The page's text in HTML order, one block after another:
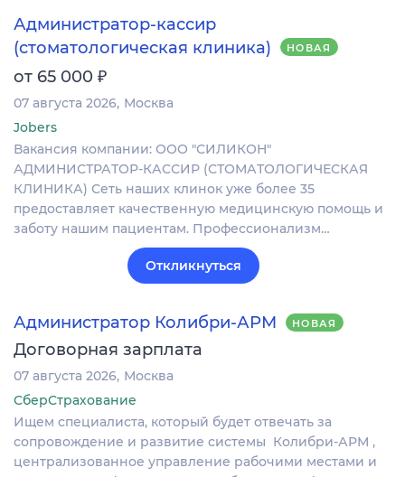
Администратор-кассир
(стоматологическая клиника)
НОВАЯ
от 65 000 ₽
07 августа 2026 Москва
Jobers
Вакансия компании: ООО "СИЛИКОН"
АДМИНИСТРАТОР-КАССИР (СТОМАТОЛОГИЧЕСКАЯ
КЛИНИКА) Сеть наших клинок уже более 35
предоставляет качественную медицинскую помощь и
заботу нашим пациентам. Профессионализм…
Откликнуться
Администратор Колибри-АРМ НОВАЯ
Договорная зарплата
07 августа 2026 Москва
СберСтрахование
Ищем специалиста, который будет отвечать за
сопровождение и развитие системы Колибри-АРМ ,
централизованное управление рабочими местами и